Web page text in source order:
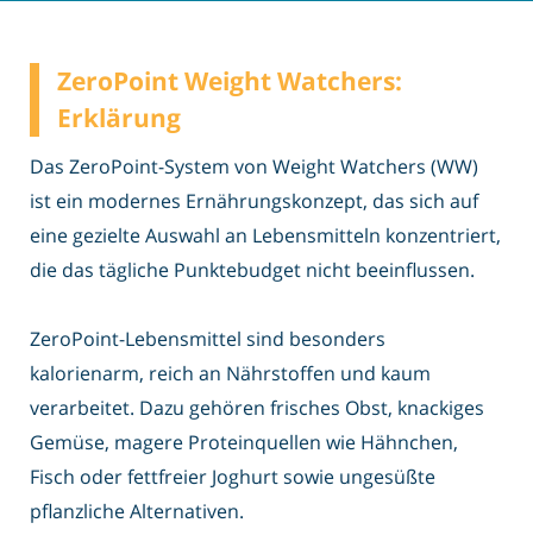
ZeroPoint Weight Watchers:
Erklärung
Das ZeroPoint-System von Weight Watchers (WW)
ist ein modernes Ernährungskonzept, das sich auf
eine gezielte Auswahl an Lebensmitteln konzentriert,
die das tägliche Punktebudget nicht beeinflussen.
ZeroPoint-Lebensmittel sind besonders
kalorienarm, reich an Nährstoffen und kaum
verarbeitet. Dazu gehören frisches Obst, knackiges
Gemüse, magere Proteinquellen wie Hähnchen,
Fisch oder fettfreier Joghurt sowie ungesüßte
pflanzliche Alternativen.